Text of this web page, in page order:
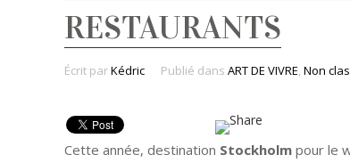
RESTAURANTS
Écrit parKédric Publié dans ART DE VIVRE, Non
Cette année, destination Stockholm pour le